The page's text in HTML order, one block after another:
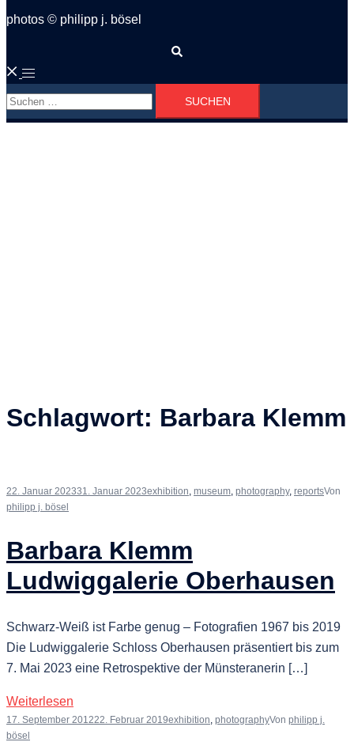
photos © philipp j. bösel
Menü
umschalten
Suchen
nach:
Schlagwort: Barbara Klemm
22. Januar 202331. Januar 2023exhibition, museum, photography, reportsVon
philipp j. bösel
Barbara Klemm
Ludwiggalerie Oberhausen
Schwarz-Weiß ist Farbe genug – Fotografien 1967 bis 2019
Die Ludwiggalerie Schloss Oberhausen präsentiert bis zum
7. Mai 2023 eine Retrospektive der Münsteranerin […]
Weiterlesen
17. September 201222. Februar 2019exhibition, photographyVon philipp j.
bösel